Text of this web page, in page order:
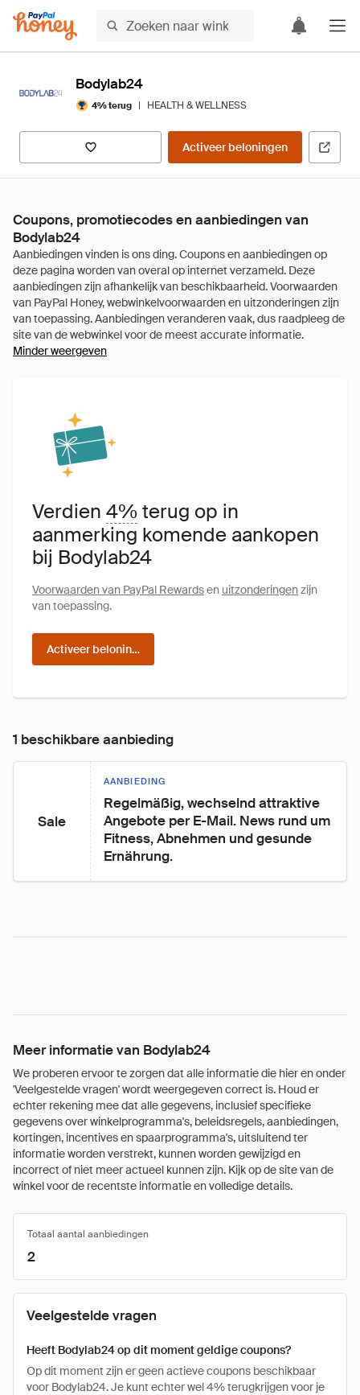
Bodylab24
4% terug | HEALTH & WELLNESS
Activeer beloningen
Coupons, promotiecodes en aanbiedingen van
Bodylab24
Minder weergeven
Verdien 4% terug op in
aanmerking komende aankopen
bij Bodylab24
Voorwaarden van PayPal Rewardsen uitzonderingenzijn
van toepassing.
Activeer beloningen
1 beschikbare aanbieding
Sale
AANBIEDING
Regelmäßig, wechselnd attraktive
Angebote per E-Mail. News rund um
Fitness, Abnehmen und gesunde
Ernährung.
Meer informatie van Bodylab24
We proberen ervoor te zorgen dat alle informatie die hier en onder
'Veelgestelde vragen' wordt weergegeven correct is. Houd er
echter rekening mee dat alle gegevens, inclusief specifieke
gegevens over winkelprogramma's, beleidsregels, aanbiedingen,
kortingen, incentives en spaarprogramma's, uitsluitend ter
informatie worden verstrekt, kunnen worden gewijzigd en
incorrect of niet meer actueel kunnen zijn. Kijk op de site van de
winkel voor de recentste informatie en volledige details.
Totaal aantal aanbiedingen
2
Veelgestelde vragen
Heeft Bodylab24 op dit moment geldige coupons?
Op dit moment zijn er geen actieve coupons beschikbaar
voor Bodylab24. Je kunt echter wel 4% terugkrijgen voor je